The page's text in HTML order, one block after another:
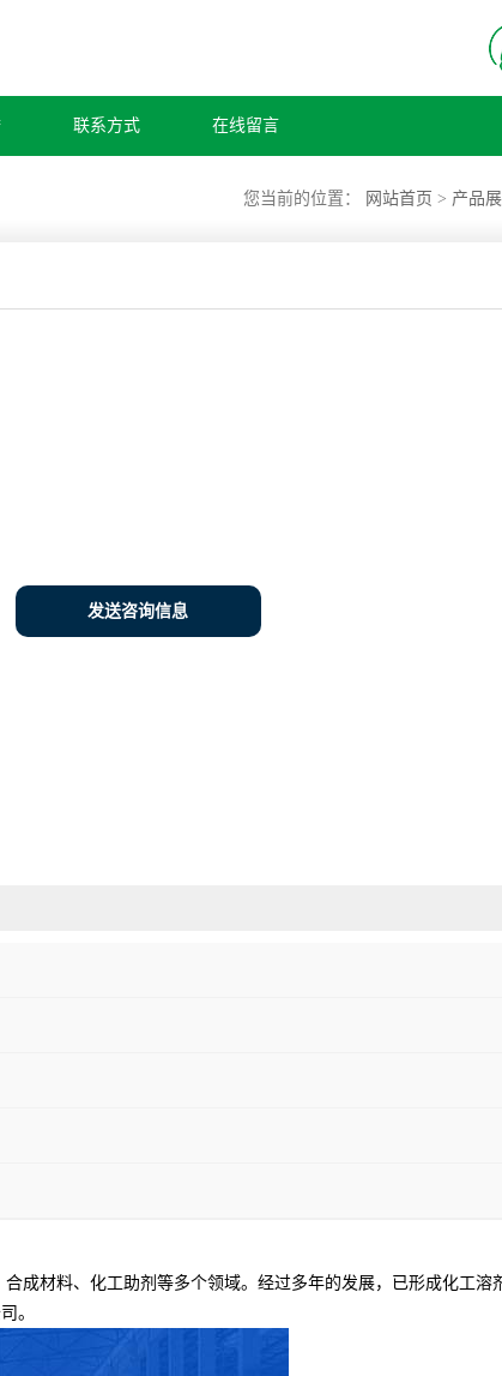
联系方式 在线留言
您当前的位置： 网站首页 > 产品
发送咨询信息
成材料、化工助剂等多个领域。经过多年的发展，已形成化工溶
。